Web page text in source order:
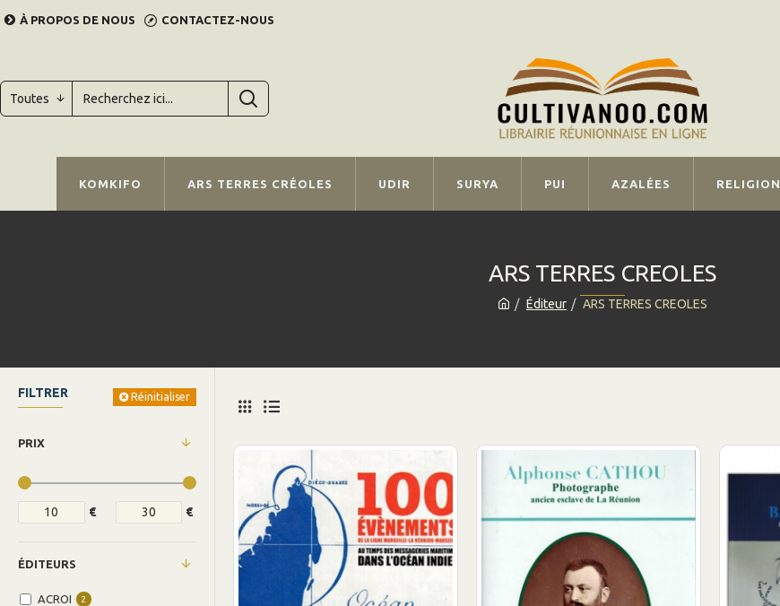
À PROPOS DE NOUS CONTACTEZ-NOUS
Toutes
KOMKIFO ARS TERRES CRÉOLES UDIR SURYA PUI AZALÉES RELIGION
Éditeur ARS TERRES CREOLES
ARS TERRES CREOLES
FILTRER Réinitialiser
PRIX
€ €
ÉDITEURS
ACROI 2